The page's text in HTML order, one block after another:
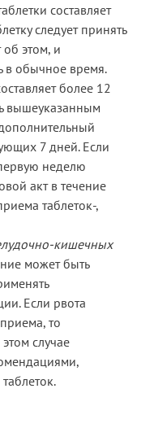
составляет
следует принять
этом, и
в обычное время.
более 12
вышеуказанным
7 дней. Если
неделю
акт в течение
таблеток-,
кишечных
может быть
Если рвота
то
случае